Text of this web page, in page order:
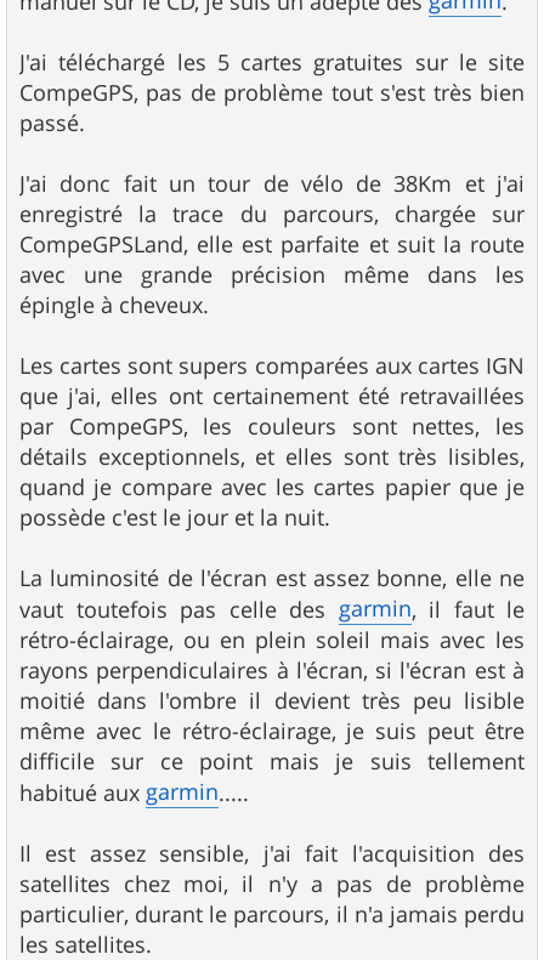
J'ai téléchargé les 5 cartes gratuites sur le site
CompeGPS, pas de problème tout s'est très bien
passé.
J'ai donc fait un tour de vélo de 38Km et j'ai
enregistré la trace du parcours, chargée sur
CompeGPSLand, elle est parfaite et suit la route
avec une grande précision même dans les
épingle à cheveux.
Les cartes sont supers comparées aux cartes IGN
que j'ai, elles ont certainement été retravaillées
par CompeGPS, les couleurs sont nettes, les
détails exceptionnels, et elles sont très lisibles,
quand je compare avec les cartes papier que je
possède c'est le jour et la nuit.
La luminosité de l'écran est assez bonne, elle ne
vaut toutefois pas celle des garmin, il faut le
rétro-éclairage, ou en plein soleil mais avec les
rayons perpendiculaires à l'écran, si l'écran est à
moitié dans l'ombre il devient très peu lisible
même avec le rétro-éclairage, je suis peut être
difficile sur ce point mais je suis tellement
habitué aux garmin.....
Il est assez sensible, j'ai fait l'acquisition des
satellites chez moi, il n'y a pas de problème
particulier, durant le parcours, il n'a jamais perdu
les satellites.